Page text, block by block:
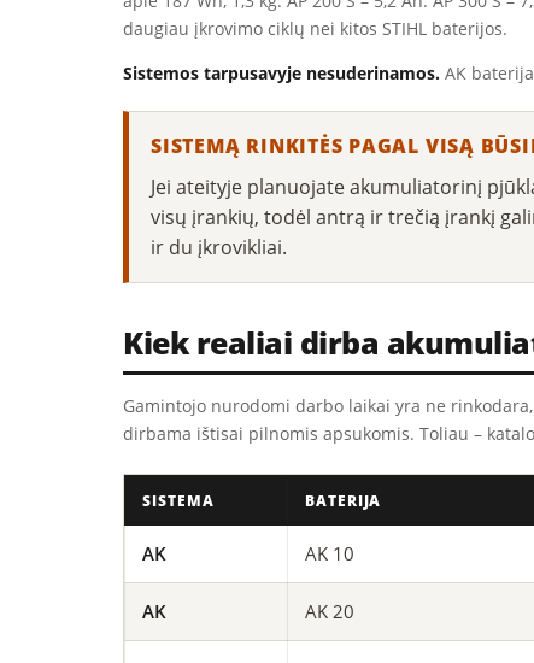
daugiau įkrovimo ciklų nei kitos STIHL baterijos.
Sistemos tarpusavyje nesuderinamos. AK
SISTEMĄ RINKITĖS PAGAL VISĄ
Jei ateityje planuojate akumuliatorinį
visų įrankių, todėl antrą ir trečią įrankį
ir du įkrovikliai.
Kiek realiai dirba
Gamintojo nurodomi darbo laikai yra ne
dirbama ištisai pilnomis apsukomis. Toliau –
SISTEMA BATERIJA
AK AK 10
AK AK 20